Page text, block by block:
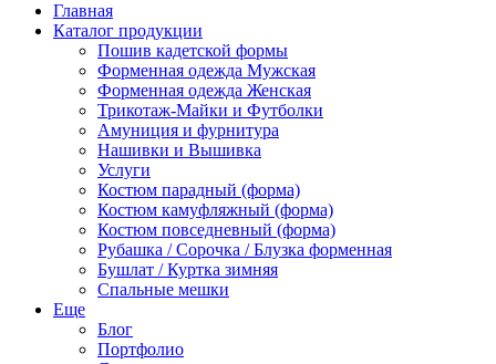
Главная
Каталог продукции
Пошив кадетской формы
Форменная одежда Мужская
Форменная одежда Женская
Трикотаж-Майки и Футболки
Амуниция и фурнитура
Нашивки и Вышивка
Услуги
Костюм парадный (форма)
Костюм камуфляжный (форма)
Костюм повседневный (форма)
Рубашка / Сорочка / Блузка форменная
Бушлат / Куртка зимняя
Спальные мешки
Еще
Блог
Портфолио